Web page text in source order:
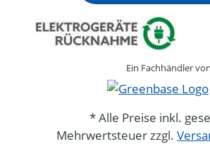
Ein Fachhändler von
* Alle Preise inkl.
Mehrwertsteuer zzgl.